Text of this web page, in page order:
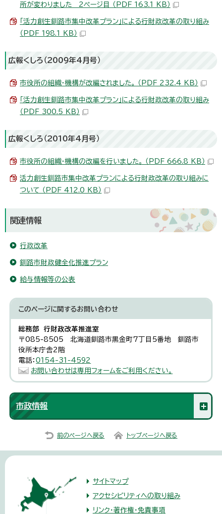
所が変わりました 2ページ目 （PDF 163.1 KB）
「活力創生釧路市集中改革プラン」による行財政改革の取り組み
（PDF 198.1 KB）
広報くしろ（2009年4月号）
市役所の組織・機構が改編されました。 （PDF 232.4 KB）
「活力創生釧路市集中改革プラン」による行財政改革の取り組み
（PDF 300.5 KB）
広報くしろ（2010年4月号）
市役所の組織・機構の改編を行いました。 （PDF 666.8 KB）
活力創生釧路市集中改革プランによる行財政改革の取り組みに
ついて （PDF 412.0 KB）
関連情報
行政改革
釧路市財政健全化推進プラン
給与情報等の公表
このページに関するお問い合わせ
総務部 行財政改革推進室
〒085-8505 北海道釧路市黒金町7丁目5番地 釧路市
役所本庁舎2階
電話：0154-31-4592
お問い合わせは専用フォームをご利用ください。
市政情報
前のページへ戻る トップページへ戻る
サイトマップ
アクセシビリティへの取り組み
リンク・著作権・免責事項